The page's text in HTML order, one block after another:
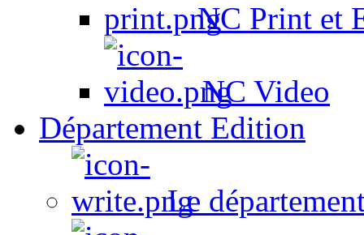
NC Print et
NC Video
Département Edition
Le